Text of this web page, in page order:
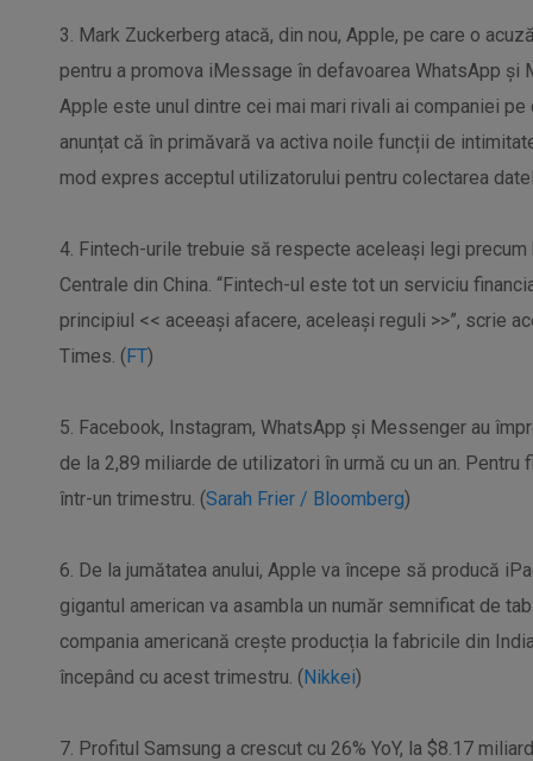
3. Mark Zuckerberg atacă, din nou, Apple, pe care o
pentru a promova iMessage în defavoarea WhatsApp și
Apple este unul dintre cei mai mari rivali ai companiei
anunțat că în primăvară va activa noile funcții de
mod expres acceptul utilizatorului pentru colectarea
4. Fintech-urile trebuie să respecte aceleași legi
Centrale din China. “Fintech-ul este tot un serviciu
principiul << aceeași afacere, aceleași reguli >>”, scrie
Times. (FT)
5. Facebook, Instagram, WhatsApp și Messenger au
de la 2,89 miliarde de utilizatori în urmă cu un an.
într-un trimestru. (Sarah Frier / Bloomberg)
6. De la jumătatea anului, Apple va începe să producă
gigantul american va asambla un număr semnificat de
compania americană crește producția la fabricile din
începând cu acest trimestru. (Nikkei)
7. Profitul Samsung a crescut cu 26% YoY, la $8.17